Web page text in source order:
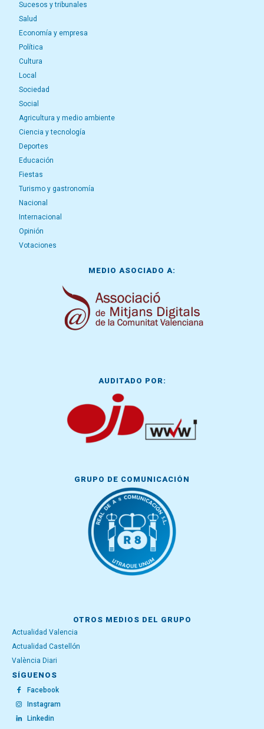
Sucesos y tribunales
Salud
Economía y empresa
Política
Cultura
Local
Sociedad
Social
Agricultura y medio ambiente
Ciencia y tecnología
Deportes
Educación
Fiestas
Turismo y gastronomía
Nacional
Internacional
Opinión
Votaciones
MEDIO ASOCIADO A:
AUDITADO POR:
GRUPO DE COMUNICACIÓN
OTROS MEDIOS DEL GRUPO
Actualidad Valencia
Actualidad Castellón
València Diari
SÍGUENOS
Facebook
Instagram
Linkedin